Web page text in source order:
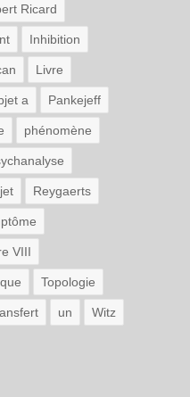
Ricard
Inhibition
Livre
a Pankejeff
phénomène
Reygaerts
VIII
Topologie
un Witz